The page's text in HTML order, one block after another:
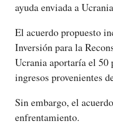
ayuda enviada a
El acuerdo propuesto
Inversión para la
Ucrania aportaría el 50
ingresos provenientes
Sin embargo, el
enfrentamiento.